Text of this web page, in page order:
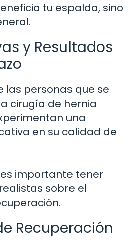
tu espalda, sino
y Resultados
las personas que se
cirugía de hernia
una
en su calidad de
importante tener
sobre el
Recuperación